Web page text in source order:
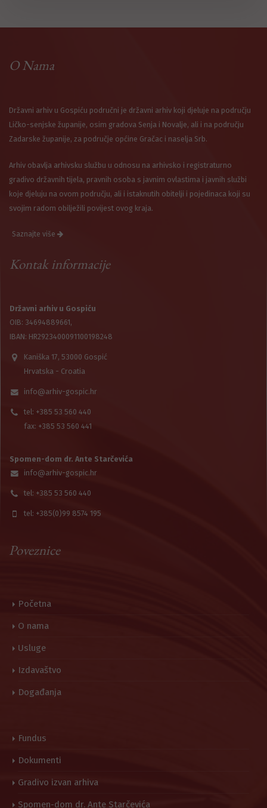
O Nama
Državni arhiv u Gospiću područni je državni arhiv koji djeluje na području
Ličko-senjske županije, osim gradova Senja i Novalje, ali i na području
Zadarske županije, za područje općine Gračac i naselja Srb.
Arhiv obavlja arhivsku službu u odnosu na arhivsko i registraturno
gradivo državnih tijela, pravnih osoba s javnim ovlastima i javnih službi
koje djeluju na ovom području, ali i istaknutih obitelji i pojedinaca koji su
svojim radom obilježili povijest ovog kraja.
Saznajte više
Kontak informacije
Državni arhiv u Gospiću
OIB: 34694889661,
IBAN: HR2923400091100198248
Kaniška 17, 53000 Gospić
Hrvatska - Croatia
info@arhiv-gospic.hr
tel: +385 53 560 440
fax: +385 53 560 441
Spomen-dom dr. Ante Starčevića
info@arhiv-gospic.hr
tel: +385 53 560 440
tel: +385(0)99 8574 195
Poveznice
Početna
O nama
Usluge
Izdavaštvo
Događanja
Fundus
Dokumenti
Gradivo izvan arhiva
Spomen-dom dr. Ante Starčevića